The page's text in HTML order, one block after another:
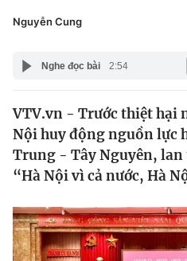
Thế giới
Tin tức
Thế giới đó đây
Câu chuyện quốc tế
Kinh tế
Tài chính
Thị trường
Dữ liệu và đời sống
Đời sống
Giáo dục
Nguyễn Cung
Nghe đọc bài 2:54
VTV.vn - Trước thiệt hại
Nội huy động nguồn lực
Trung - Tây Nguyên,
“Hà Nội vì cả nước, Hà